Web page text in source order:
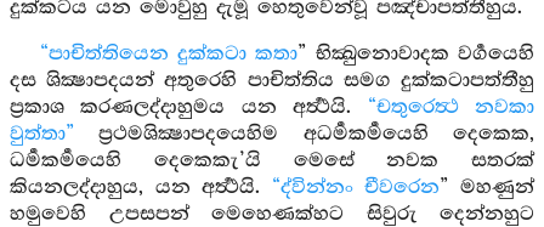
දුක්කටය යන මොවුහු දැමූ හෙතුවෙන්වූ පඤ්චාපත්තීහුය.
“පාචිත්තියෙන දුක්කටා කතා” භික්‍ඛුනොවාදක වර්‍ගයෙහි
දස ශික්‍ෂාපදයන් අතුරෙහි පාචිත්තිය සමග දුක්කටාපත්තීහු
ප්‍රකාශ කරණලද්දාහුමය යන අර්‍ත්‍ථයි. “චතුරෙත්‍ථ නවකා
වුත්තා” ප්‍රථමශික්‍ෂාපදයෙහිම අධර්‍මකර්‍මයෙහි දෙකෙක,
ධර්‍මකර්‍මයෙහි දෙකෙකැ’යි මෙසේ නවක සතරක්
කියනලද්දාහුය, යන අර්‍ත්‍ථයි. “ද්වින්නං චීවරෙන” මහණුන්
හමුවෙහි උපසපන් මෙහෙණක්හට සිවුරු දෙන්නහුට